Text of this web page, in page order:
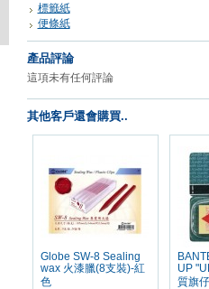
標籤紙
便條紙
產品評論
這項未有任何評論
其他客戶還會購買..
Globe SW-8 Sealing
wax 火漆臘(8支裝)-紅
色
UP
質旗